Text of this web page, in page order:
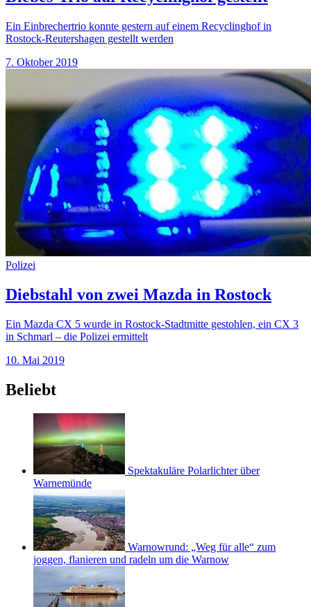
Ein Einbrechertrio konnte gestern auf einem Recyclinghof in
Rostock-Reutershagen gestellt werden
7. Oktober 2019
Polizei
Diebstahl von zwei Mazda in Rostock
Ein Mazda CX 5 wurde in Rostock-Stadtmitte gestohlen, ein CX 3
in Schmarl – die Polizei ermittelt
10. Mai 2019
Beliebt
Spektakuläre Polarlichter über
Warnemünde
Warnowrund: „Weg für alle“ zum
joggen, flanieren und radeln um die Warnow